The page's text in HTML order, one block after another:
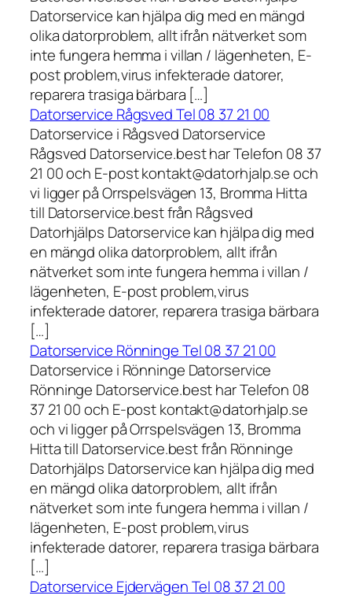
Datorservice kan hjälpa dig med en mängd
olika datorproblem, allt ifrån nätverket som
inte fungera hemma i villan / lägenheten, E-
post problem,virus infekterade datorer,
reparera trasiga bärbara […]
Datorservice Rågsved Tel 08 37 21 00
Datorservice i Rågsved Datorservice
Rågsved Datorservice.best har Telefon 08 37
21 00 och E-post kontakt@datorhjalp.se och
vi ligger på Orrspelsvägen 13, Bromma Hitta
till Datorservice.best från Rågsved
Datorhjälps Datorservice kan hjälpa dig med
en mängd olika datorproblem, allt ifrån
nätverket som inte fungera hemma i villan /
lägenheten, E-post problem,virus
infekterade datorer, reparera trasiga bärbara
[…]
Datorservice Rönninge Tel 08 37 21 00
Datorservice i Rönninge Datorservice
Rönninge Datorservice.best har Telefon 08
37 21 00 och E-post kontakt@datorhjalp.se
och vi ligger på Orrspelsvägen 13, Bromma
Hitta till Datorservice.best från Rönninge
Datorhjälps Datorservice kan hjälpa dig med
en mängd olika datorproblem, allt ifrån
nätverket som inte fungera hemma i villan /
lägenheten, E-post problem,virus
infekterade datorer, reparera trasiga bärbara
[…]
Datorservice Ejdervägen Tel 08 37 21 00